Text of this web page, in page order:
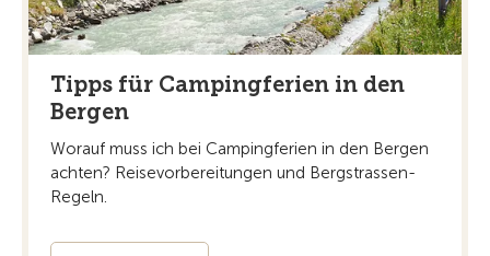
Tipps für Campingferien in den
Bergen
Worauf muss ich bei Campingferien in den Bergen
achten? Reisevorbereitungen und Bergstrassen-
Regeln.